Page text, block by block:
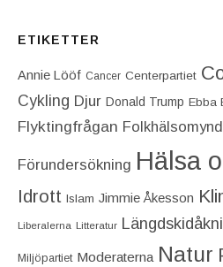
ETIKETTER
Annie Lööf Cancer Centerpartiet‎
Cykling Djur Donald Trump Ebba
Flyktingfrågan
Förundersökning Hälsa
Idrott Islam Jimmie Åkesson
Liberalerna Litteratur
Miljöpartiet Moderaterna Natur